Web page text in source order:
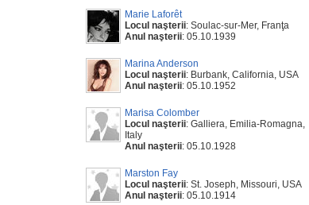
Marie Laforêt
Locul naşterii: Soulac-sur-Mer, Franţa
Anul naşterii: 05.10.1939
Marina Anderson
Locul naşterii: Burbank, California, USA
Anul naşterii: 05.10.1952
Marisa Colomber
Locul naşterii: Galliera, Emilia-Romagna,
Italy
Anul naşterii: 05.10.1928
Marston Fay
Locul naşterii: St. Joseph, Missouri, USA
Anul naşterii: 05.10.1914